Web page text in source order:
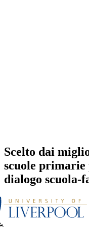
Scelto dai
scuole
dialogo scuola-